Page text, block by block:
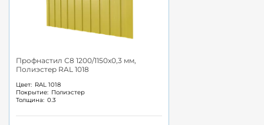
Профнастил С8 1200/1150x0,3 мм,
Полиэстер RAL 1018
Цвет: RAL 1018
Покрытие: Полиэстер
Толщина: 0.3